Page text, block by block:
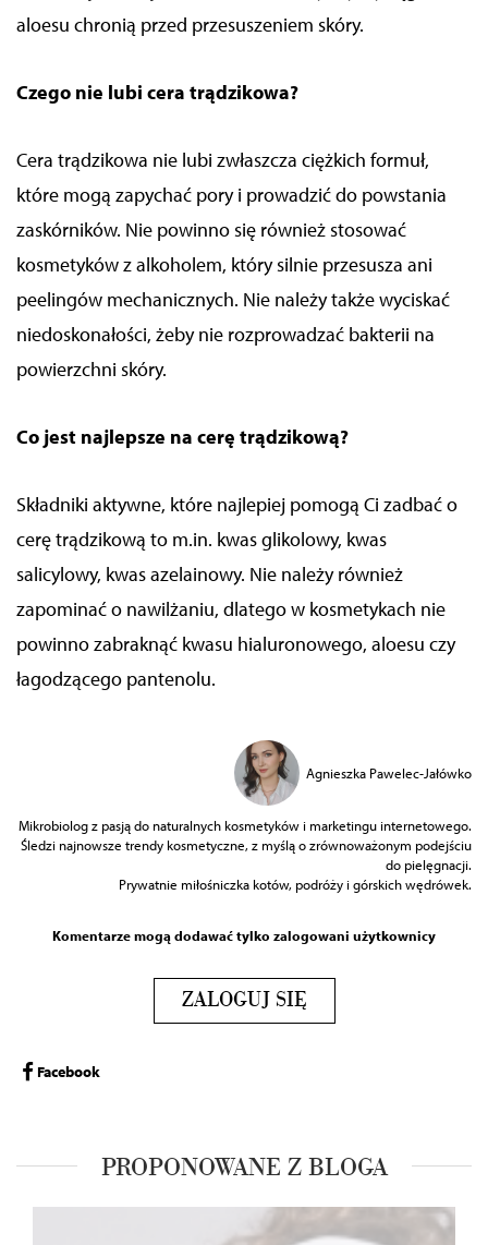
aloesu chronią przed przesuszeniem skóry.
Czego nie lubi cera trądzikowa?
Cera trądzikowa nie lubi zwłaszcza ciężkich formuł,
które mogą zapychać pory i prowadzić do powstania
zaskórników. Nie powinno się również stosować
kosmetyków z alkoholem, który silnie przesusza ani
peelingów mechanicznych. Nie należy także wyciskać
niedoskonałości, żeby nie rozprowadzać bakterii na
powierzchni skóry.
Co jest najlepsze na cerę trądzikową?
Składniki aktywne, które najlepiej pomogą Ci zadbać o
cerę trądzikową to m.in. kwas glikolowy, kwas
salicylowy, kwas azelainowy. Nie należy również
zapominać o nawilżaniu, dlatego w kosmetykach nie
powinno zabraknąć kwasu hialuronowego, aloesu czy
łagodzącego pantenolu.
Agnieszka Pawelec-Jałówko
Mikrobiolog z pasją do naturalnych kosmetyków i marketingu internetowego.
Śledzi najnowsze trendy kosmetyczne, z myślą o zrównoważonym podejściu
do pielęgnacji.
Prywatnie miłośniczka kotów, podróży i górskich wędrówek.
Komentarze mogą dodawać tylko zalogowani użytkownicy
ZALOGUJ SIĘ
Facebook
PROPONOWANE Z BLOGA